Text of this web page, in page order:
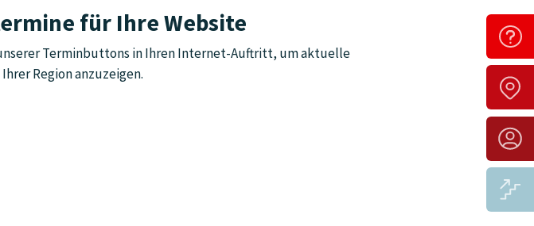
für Ihre Website
Terminbuttons in Ihren Internet-Auftritt, um aktuelle
Region anzuzeigen.